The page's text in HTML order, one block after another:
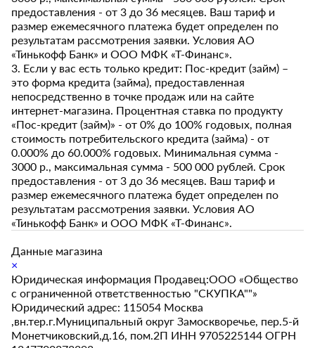
предоставления - от 3 до 36 месяцев. Ваш тариф и
размер ежемесячного платежа будет определен по
результатам рассмотрения заявки. Условия АО
«Тинькофф Банк» и ООО МФК «Т-Финанс».
3. Если у вас есть только кредит: Пос-кредит (займ) –
это форма кредита (займа), предоставленная
непосредственно в точке продаж или на сайте
интернет-магазина. Процентная ставка по продукту
«Пос-кредит (займ)» - от 0% до 100% годовых, полная
стоимость потребительского кредита (займа) - от
0.000% до 60.000% годовых. Минимальная сумма -
3000 р., максимальная сумма - 500 000 рублей. Срок
предоставления - от 3 до 36 месяцев. Ваш тариф и
размер ежемесячного платежа будет определен по
результатам рассмотрения заявки. Условия АО
«Тинькофф Банк» и ООО МФК «Т-Финанс».
Данные магазина
×
Юридическая информация Продавец:ООО «Общество
с ограниченной ответственностью "СКУПКА""»
Юридический адрес: 115054 Москва
,вн.тер.г.Муниципальный округ Замоскворечье, пер.5-й
Монетчиковский,д.16, пом.2П ИНН 9705225144 ОГРН